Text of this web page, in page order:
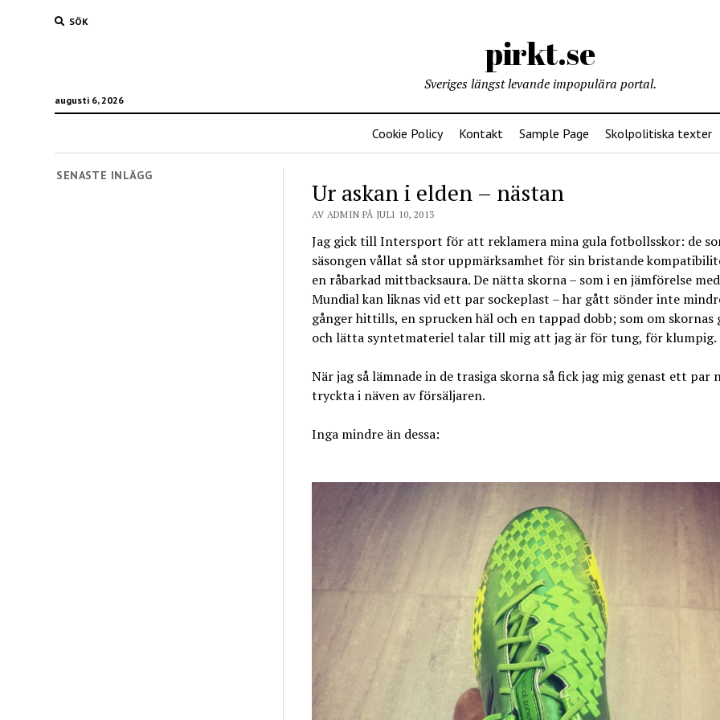
SÖK
pirkt.se
augusti 6, 2026
Sveriges längst levande impopulära portal.
Cookie Policy Kontakt Sample Page Skolpolitiska texter
SENASTE INLÄGG
Ur askan i elden – nästan
AV ADMIN PÅ JULI 10, 2013
Jag gick till Intersport för att reklamera mina gula fotbollsskor: de
säsongen vållat så stor uppmärksamhet för sin bristande
en råbarkad mittbacksaura. De nätta skorna – som i en jämförelse
Mundial kan liknas vid ett par sockeplast – har gått sönder inte
gånger hittills, en sprucken häl och en tappad dobb; som om skornas
och lätta syntetmateriel talar till mig att jag är för tung, för klumpig.
När jag så lämnade in de trasiga skorna så fick jag mig genast ett par
tryckta i näven av försäljaren.
Inga mindre än dessa: